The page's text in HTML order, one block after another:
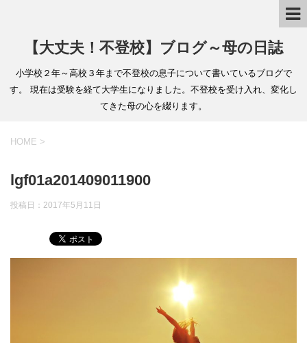
【大丈夫！不登校】ブログ～母の日誌
小学校２年～高校３年まで不登校の息子について書いているブログで
す。 現在は受験を経て大学生になりました。不登校を受け入れ、変化し
てきた母の心を綴ります。
HOME >
lgf01a201409011900
投稿日： 2017年5月11日